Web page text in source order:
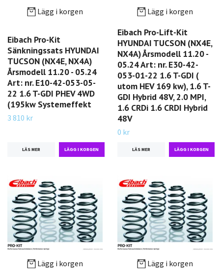
Lägg i korgen
Eibach Pro-Kit
Sänkningssats HYUNDAI
TUCSON (NX4E, NX4A)
Årsmodell 11.20 - 05.24
Art: nr. E10-42-053-05-
22 1.6 T-GDI PHEV 4WD
(195kw Systemeffekt
3 810 kr
LÄS MER
Lägg i korgen
Eibach Pro-Lift-Kit
HYUNDAI TUCSON (NX4E,
NX4A) Årsmodell 11.20 -
05.24 Art: nr. E30-42-
053-01-22 1.6 T-GDI (
utom HEV 169 kw), 1.6 T-
GDI Hybrid 48V, 2.0 MPI,
1.6 CRDi 1.6 CRDI Hybrid
48V
0 kr
LÄS MER
Lägg i korgen Lägg i korgen